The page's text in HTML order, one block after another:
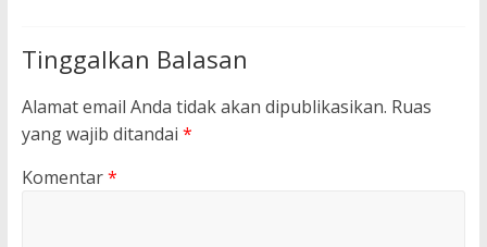
Tinggalkan Balasan
Alamat email Anda tidak akan dipublikasikan. Ruas
yang wajib ditandai *
Komentar*